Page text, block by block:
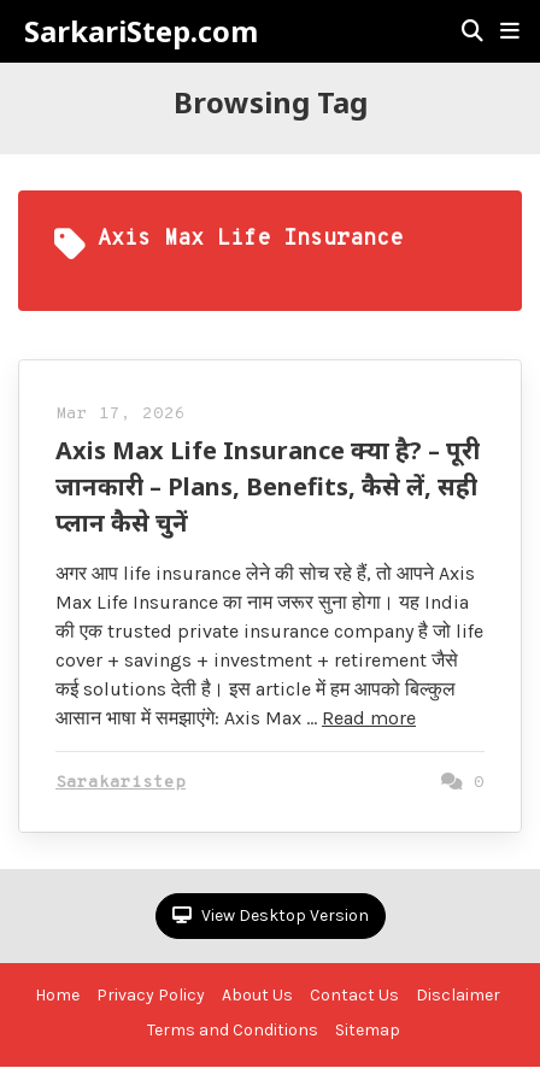
SarkariStep.com
Browsing Tag
Axis Max Life Insurance
Mar 17, 2026
Axis Max Life Insurance क्या है? – पूरी
जानकारी – Plans, Benefits, कैसे लें, सही
प्लान कैसे चुनें
अगर आप life insurance लेने की सोच रहे हैं, तो आपने Axis
Max Life Insurance का नाम जरूर सुना होगा। यह India
की एक trusted private insurance company है जो life
cover + savings + investment + retirement जैसे
कई solutions देती है। इस article में हम आपको बिल्कुल
आसान भाषा में समझाएंगे: Axis Max … Read more
Sarakaristep 0
View Desktop Version
Home Privacy Policy About Us Contact Us
Disclaimer
Terms and Conditions
Sitemap